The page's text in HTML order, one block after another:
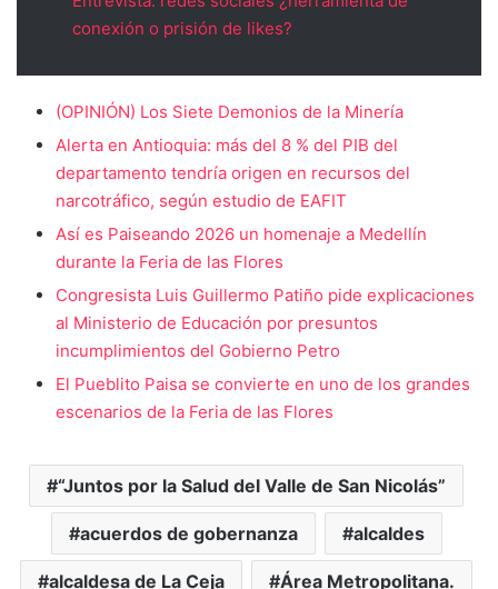
conexión o prisión de likes?
(OPINIÓN) Los Siete Demonios de la Minería
Alerta en Antioquia: más del 8 % del PIB del
departamento tendría origen en recursos del
narcotráfico, según estudio de EAFIT
Así es Paiseando 2026 un homenaje a Medellín
durante la Feria de las Flores
Congresista Luis Guillermo Patiño pide explicaciones
al Ministerio de Educación por presuntos
incumplimientos del Gobierno Petro
El Pueblito Paisa se convierte en uno de los grandes
escenarios de la Feria de las Flores
“Juntos por la Salud del Valle de San Nicolás”
acuerdos de gobernanza alcaldes
alcaldesa de La Ceja Área Metropolitana.